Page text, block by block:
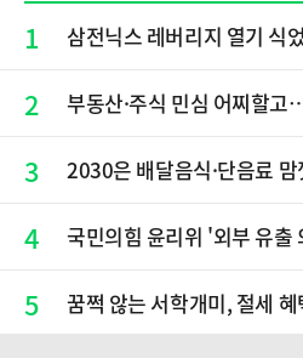
1 삼전닉스 레버리지 열기
2 부동산·주식 민심 어찌할
3 2030은 배달음식·단음료
4 국민의힘 윤리위 '외부 유
5 꿈쩍 않는 서학개미, 절세 혜